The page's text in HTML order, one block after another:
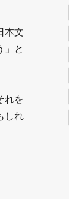
本文
」と
れを
しれ